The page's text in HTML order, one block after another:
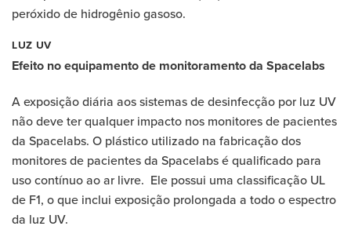
peróxido de hidrogênio gasoso.
LUZ UV
Efeito no equipamento de monitoramento da Spacelabs
A exposição diária aos sistemas de desinfecção por luz UV
não deve ter qualquer impacto nos monitores de pacientes
da Spacelabs. O plástico utilizado na fabricação dos
monitores de pacientes da Spacelabs é qualificado para
uso contínuo ao ar livre. Ele possui uma classificação UL
de F1, o que inclui exposição prolongada a todo o espectro
da luz UV.